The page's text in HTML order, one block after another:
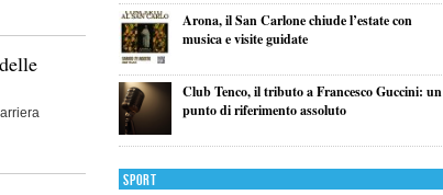
Arona, il San Carlone chiude l’estate con
musica e visite guidate
Club Tenco, il tributo a Francesco Guccini: un
punto di riferimento assoluto
Sport